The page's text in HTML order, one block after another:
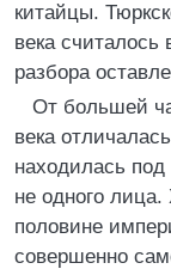
китайцы.
века
разбора
От большей
века
находилась
не одного
половине
совершенно